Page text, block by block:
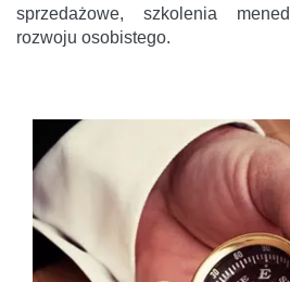
sprzedażowe, szkolenia
rozwoju osobistego.